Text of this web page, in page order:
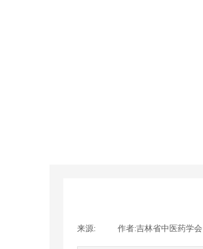
来源: 作者:吉林省中医药学会